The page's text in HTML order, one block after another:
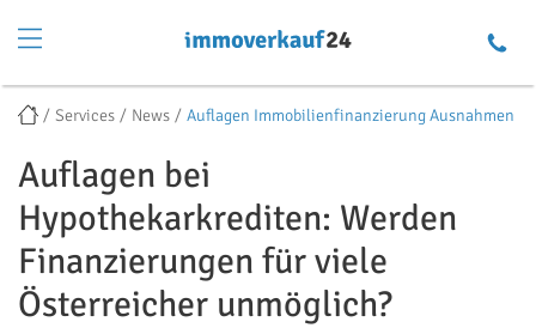
Services News Auflagen Immobilienfinanzierung Ausnahmen
Auflagen bei
Hypothekarkrediten: Werden
Finanzierungen für viele
Österreicher unmöglich?